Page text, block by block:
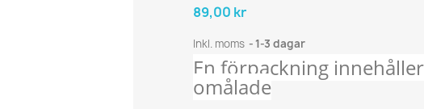
89,00 kr
Inkl. moms 1-3 dagar
En förpackning
omålade